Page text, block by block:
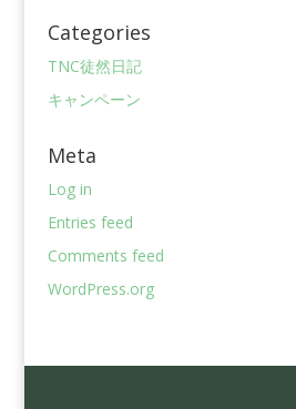
Categories
TNC徒然日記
キャンペーン
Meta
Log in
Entries feed
Comments feed
WordPress.org